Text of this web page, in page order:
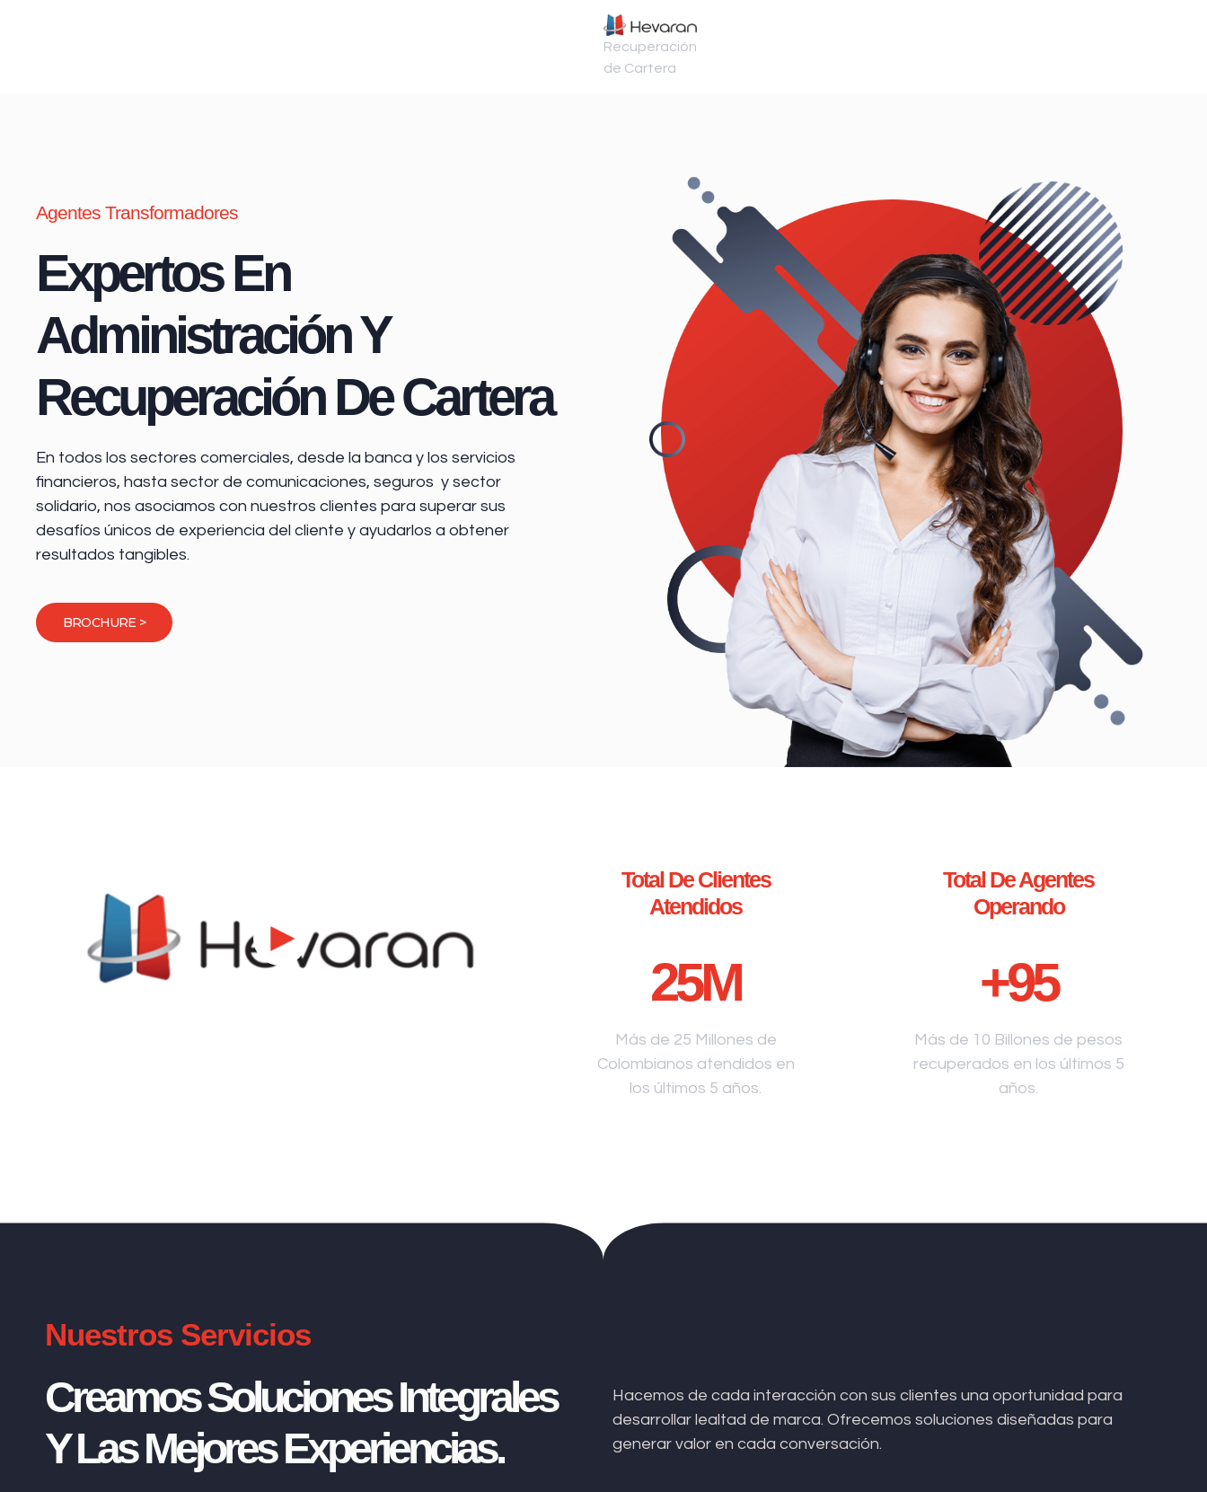
Recuperación
de Cartera
Agentes Transformadores
Expertos En
Administración Y
Recuperación De Cartera
En todos los sectores comerciales, desde la banca y los servicios
financieros, hasta sector de comunicaciones, seguros y sector
solidario, nos asociamos con nuestros clientes para superar sus
desafíos únicos de experiencia del cliente y ayudarlos a obtener
resultados tangibles.
BROCHURE >
Total De Clientes
Atendidos
25M
Más de 25 Millones de
Colombianos atendidos en
los últimos 5 años.
Total De Agentes
Operando
+95
Más de 10 Billones de pesos
recuperados en los últimos 5
años.
Nuestros Servicios
Creamos Soluciones Integrales
Y Las Mejores Experiencias.
Hacemos de cada interacción con sus clientes una oportunidad para
desarrollar lealtad de marca. Ofrecemos soluciones diseñadas para
generar valor en cada conversación.